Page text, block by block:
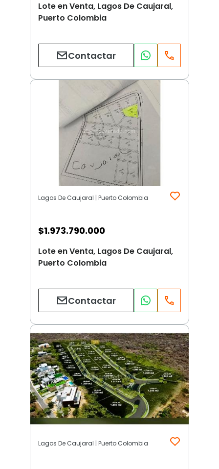
Lote en Venta, Lagos De Caujaral,
Puerto Colombia
Contactar
Lagos De Caujaral | Puerto Colombia
$1.973.790.000
Lote en Venta, Lagos De Caujaral,
Puerto Colombia
Contactar
Lagos De Caujaral | Puerto Colombia